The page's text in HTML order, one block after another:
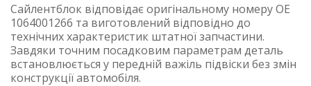
Сайлентблок відповідає оригінальному номеру OE
1064001266 та виготовлений відповідно до
технічних характеристик штатної запчастини.
Завдяки точним посадковим параметрам деталь
встановлюється у передній важіль підвіски без змін
конструкції автомобіля.